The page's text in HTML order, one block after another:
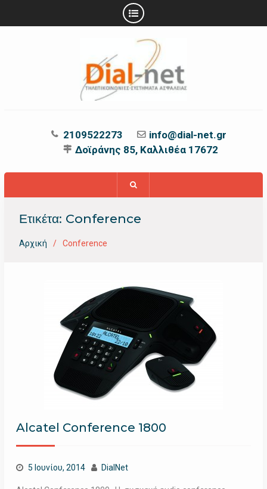
2109522273
info@dial-net.gr
Δοϊράνης 85, Καλλιθέα 17672
Ετικέτα: Conference
Αρχική Conference
Alcatel Conference 1800
5 Ιουνίου, 2014 DialNet